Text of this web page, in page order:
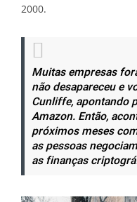
2000.
Muitas empresas
não desapareceu e
Cunliffe, apontando
Amazon. Então,
próximos meses
as pessoas
as finanças